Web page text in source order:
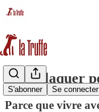
S'abonner Se connecter
Tout plaquer
Parce que vivre